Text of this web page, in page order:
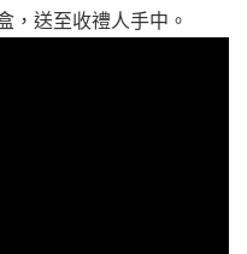
，送至收禮人手中。